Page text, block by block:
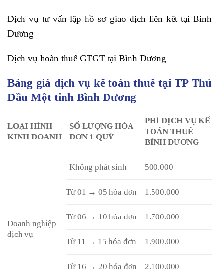
Dịch vụ tư vấn lập hồ sơ giao dịch liên kết tại Bình
Dương
Dịch vụ hoàn thuế GTGT tại Bình Dương
Bảng giá dịch vụ kế toán thuế tại TP Thủ
Dầu Một tỉnh Bình Dương
LOẠI HÌNH
KINH DOANH
SỐ LƯỢNG HÓA
ĐƠN 1 QUÝ
PHÍ DỊCH VỤ KẾ
TOÁN THUẾ
BÌNH DƯƠNG
Doanh nghiệp
dịch vụ
Không phát sinh 500.000
Từ 01 → 05 hóa đơn 1.500.000
Từ 06 → 10 hóa đơn 1.700.000
Từ 11 → 15 hóa đơn 1.900.000
Từ 16 → 20 hóa đơn 2.100.000